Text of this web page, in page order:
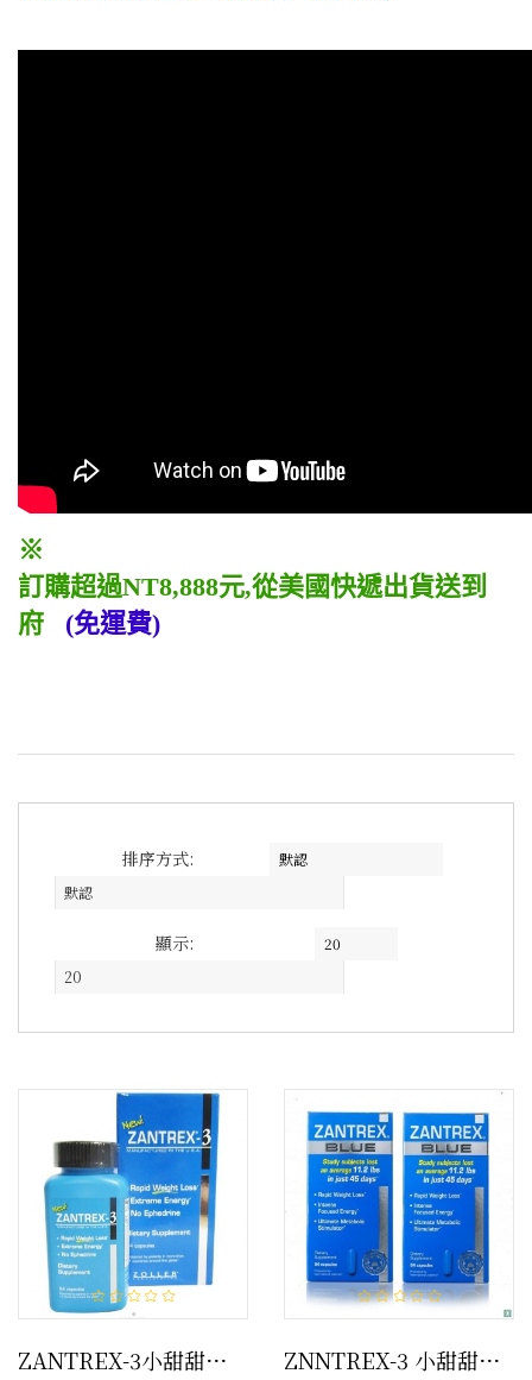
※
訂購超過NT8,888元,從美國快遞出貨送到
府 (免運費)
排序方式: 默認
顯示: 20
ZANTREX-3小甜甜瘦身秘方 84顆(特大優惠包) 幫助減肥 ZNNTREX-3 小甜甜瘦身秘方 84顆 (買一送一) 幫助減肥